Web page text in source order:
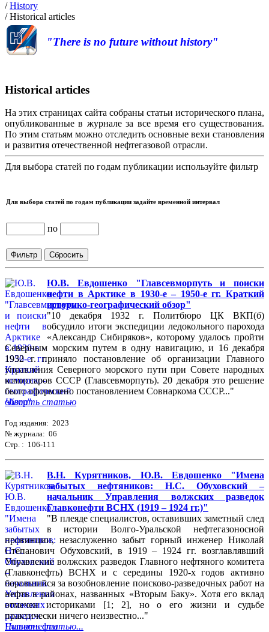
/History
/Historical articles
"There is no future without history"
Historical articles
На этих страницах сайта собраны статьи исторического плана,
опубликованные в журнале за все время его существования.
По этим статьям можно отследить основные вехи становления
и развития отечественной нефтегазовой отрасли.
Для выбора статей по годам публикации используйте фильтр
Для выбора статей по годам публикации задайте временной интервал
по
Ю.В. Евдошенко "Главсевморпуть и поиски
нефти в Арктике в 1930-е – 1950-е гг. Краткий
историко-географический обзор"
"10 декабря 1932 г. Политбюро ЦК ВКП(б)
обсудило итоги экспедиции ледокольного парохода
«Александр Сибиряков», которому удалось пройти
Северным морским путем в одну навигацию, и 16 декабря
1932 г. приняло постановление об организации Главного
управления Северного морского пути при Совете народных
комиссаров СССР (Главсевморпуть). 20 декабря это решение
было оформлено постановлением Совнаркома СССР..."
Читать статью
Год издания: 2023
№ журнала: 06
Стр. : 106-111
В.Н. Курятников, Ю.В. Евдошенко "Имена
забытых нефтяников: Н.С. Обуховский –
начальник Управления волжских разведок
Главконефти ВСНХ (1919 – 1924 гг.)"
"В плеяде специалистов, оставивших заметный след
в истории Волго-Уральской нефтегазоносной
провинции, незаслуженно забыт горный инженер Николай
Степанович Обуховский, в 1919 – 1924 гг. возглавлявший
Управление волжских разведок Главного нефтяного комитета
(Главконефть) ВСНХ и с середины 1920-х годов активно
боровшийся за возобновление поисково-разведочных работ на
нефть в районах, названных «Вторым Баку». Хотя его вклад
отмечен историками [1; 2], но о его жизни и судьбе
практически ничего неизвестно..."
Читать статью...